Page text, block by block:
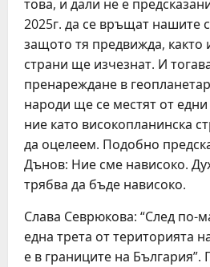
това, и дали не е
2025г. да се връщат нашите
защото тя предвижда, както
страни ще изчезнат. И
пренареждане в
народи ще се местят от едни
ние като високопланинска
да оцелеем. Подобно
Дънов: Ние сме нависоко.
трябва да бъде нависоко.
Слава Севрюкова: “След по-
една трета от територията
е в границите на България”.